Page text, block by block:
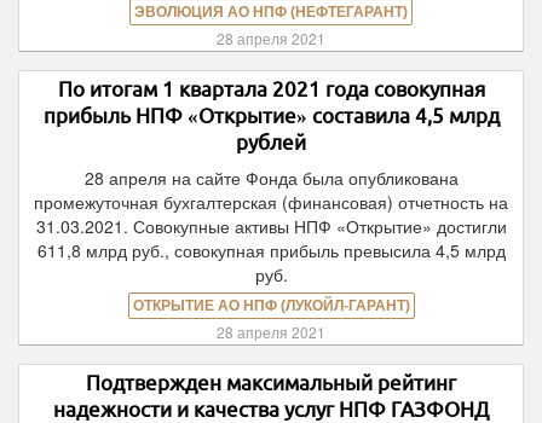
ЭВОЛЮЦИЯ АО НПФ (НЕФТЕГАРАНТ)
28 апреля 2021
По итогам 1 квартала 2021 года совокупная
прибыль НПФ «Открытие» составила 4,5 млрд
рублей
28 апреля на сайте Фонда была опубликована
промежуточная бухгалтерская (финансовая) отчетность на
31.03.2021. Совокупные активы НПФ «Открытие» достигли
611,8 млрд руб., совокупная прибыль превысила 4,5 млрд
руб.
ОТКРЫТИЕ АО НПФ (ЛУКОЙЛ-ГАРАНТ)
28 апреля 2021
Подтвержден максимальный рейтинг
надежности и качества услуг НПФ ГАЗФОНД